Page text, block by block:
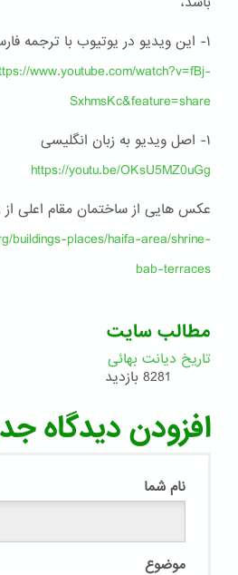
۱- این ویدیو در یوتیوب با ترجمه فارسی
www.youtube.com/watch?v=fBj-
SxhmsKc&feature=share
۱- اصل ویدیو به زبان انگلیسی
https://youtu.be/OKsU5MZ0uGg
عکس هایی از ساختمان مقام اعلی از
buildings-places/haifa-area/shrine-
bab-terraces
مطالب سایت
تاریخ دیانت بهائی
8281 بازدید
افزودن دیدگاه
نام شما
موضوع